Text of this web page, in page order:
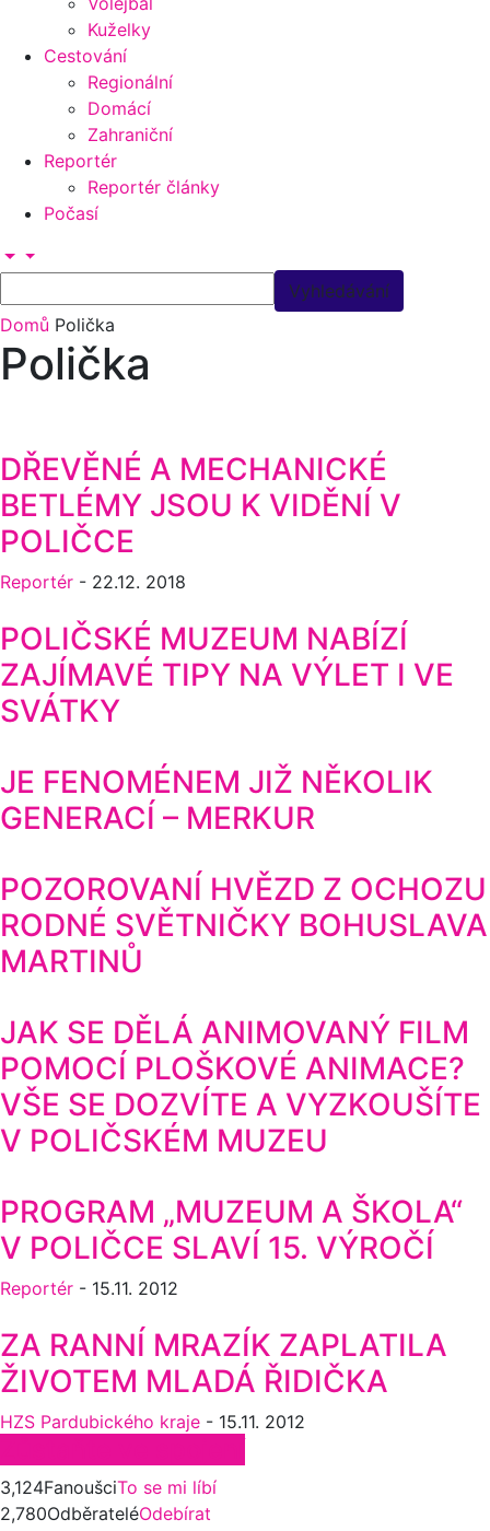
Kuželky
Cestování
Regionální
Domácí
Zahraniční
Reportér
Reportér články
Počasí
Domů Polička
Polička
DŘEVĚNÉ A MECHANICKÉ
BETLÉMY JSOU K VIDĚNÍ V
POLIČCE
Reportér - 22.12. 2018
POLIČSKÉ MUZEUM NABÍZÍ
ZAJÍMAVÉ TIPY NA VÝLET I VE
SVÁTKY
JE FENOMÉNEM JIŽ NĚKOLIK
GENERACÍ – MERKUR
POZOROVANÍ HVĚZD Z OCHOZU
RODNÉ SVĚTNIČKY BOHUSLAVA
MARTINŮ
JAK SE DĚLÁ ANIMOVANÝ FILM
POMOCÍ PLOŠKOVÉ ANIMACE?
VŠE SE DOZVÍTE A VYZKOUŠÍTE
V POLIČSKÉM MUZEU
PROGRAM „MUZEUM A ŠKOLA“
V POLIČCE SLAVÍ 15. VÝROČÍ
Reportér - 15.11. 2012
ZA RANNÍ MRAZÍK ZAPLATILA
ŽIVOTEM MLADÁ ŘIDIČKA
HZS Pardubického kraje - 15.11. 2012
3,124FanoušciTo se mi líbí
2,780OdběrateléOdebírat